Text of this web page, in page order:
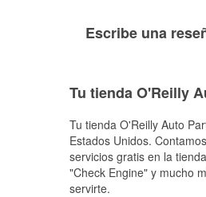
Escribe una
Tu tienda O'Reilly
Tu tienda O'Reilly Auto
Estados Unidos.
servicios gratis en la
"Check Engine" y mucho
servirte.